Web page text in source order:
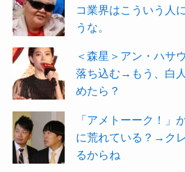
コ業界はこういう人
うな。
＜森星＞アン・ハサ
落ち込む→もう、白
めたら？
「アメトーーク！
に荒れている？→ク
るからね